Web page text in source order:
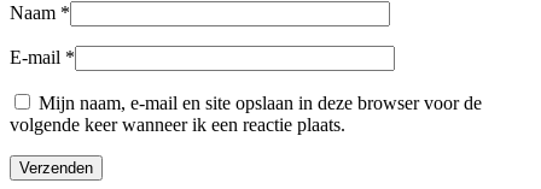
Naam *
E-mail *
Mijn naam, e-mail en site opslaan in deze browser voor de
volgende keer wanneer ik een reactie plaats.